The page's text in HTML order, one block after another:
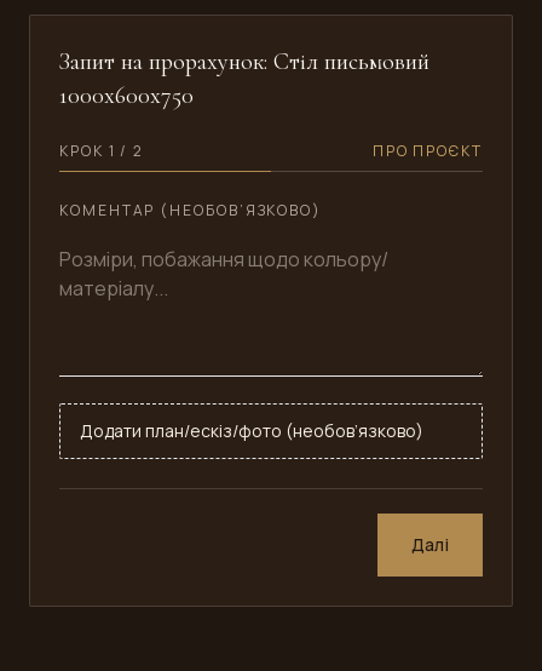
Запит на прорахунок: Стіл письмовий
1000x600x750
КРОК 1 / 2 ПРО ПРОЄКТ
КОМЕНТАР (НЕОБОВ’ЯЗКОВО)
Додати план/ескіз/фото (необов’язково)
Далі